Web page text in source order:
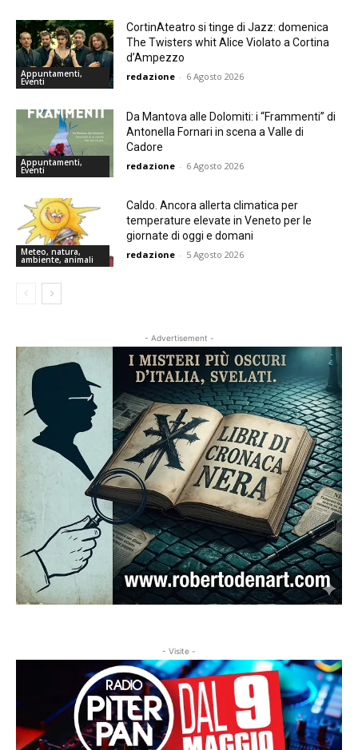
Appuntamenti,
Eventi
CortinAteatro si tinge di Jazz: domenica
The Twisters whit Alice Violato a Cortina
d’Ampezzo
redazione - 6 Agosto 2026
Appuntamenti,
Eventi
Da Mantova alle Dolomiti: i “Frammenti” di
Antonella Fornari in scena a Valle di
Cadore
redazione - 6 Agosto 2026
Meteo, natura,
ambiente, animali
Caldo. Ancora allerta climatica per
temperature elevate in Veneto per le
giornate di oggi e domani
redazione - 5 Agosto 2026
- Advertisement -
- Visite -